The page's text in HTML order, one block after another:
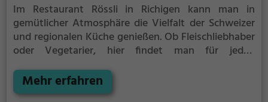
Im Restaurant Rössli in Richigen kann man in
gemütlicher Atmosphäre die Vielfalt der Schweizer
und regionalen Küche genießen. Ob Fleischliebhaber
oder Vegetarier, hier findet man für jeden
leckere Cocktails und eine breite Auswahl an
Getränken. Wer gerne ausgedehnt frühstückt, ist
Mehr erfahren